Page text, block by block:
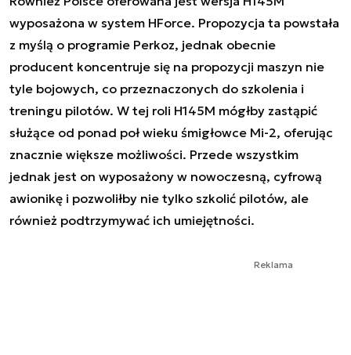
wyposażona w system HForce. Propozycja ta powstała
z myślą o programie Perkoz, jednak obecnie
producent koncentruje się na propozycji maszyn nie
tyle bojowych, co przeznaczonych do szkolenia i
treningu pilotów. W tej roli H145M mógłby zastąpić
służące od ponad poł wieku śmigłowce Mi-2, oferując
znacznie większe możliwości. Przede wszystkim
jednak jest on wyposażony w nowoczesną, cyfrową
awionikę i pozwoliłby nie tylko szkolić pilotów, ale
również podtrzymywać ich umiejętności.
Reklama